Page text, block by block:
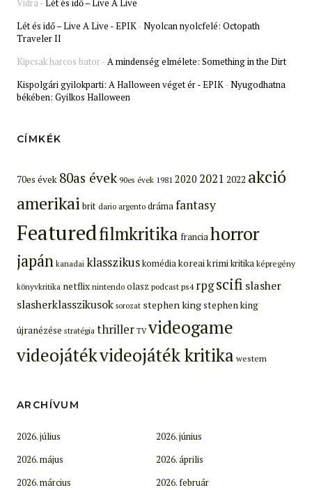
Vidra-Lét és idő – Live A Live
Lét és idő – Live A Live - EPIK-Nyolcan nyolcfelé: Octopath
Traveler II
Kipcsak harcos bator-A mindenség elmélete: Something in the Dirt
Kispolgári gyilokparti: A Halloween véget ér - EPIK-Nyugodhatna
békében: Gyilkos Halloween
CÍMKÉK
70es évek 80as évek 90es évek 1981 2020 2021 2022 akció
amerikaibrit dario argento drámafantasy
Featuredfilmkritika franciahorror
japán kanadai klasszikuskomédiakoreaikrimikritikaképregény
könyvkritika netflix nintendo olasz podcast ps4 rpgscifi slasher
slasherklasszikusok sorozat stephen kingstephen king
újranézése stratégia thriller TV videogame
videojátékvideojáték kritika western
ARCHÍVUM
2026. július
2026. június
2026. május
2026. április
2026. március
2026. február